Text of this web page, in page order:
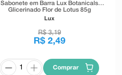
Sabonete em Barra Lux Botanicals
Glicerinado Flor de Lotus 85g
Lux
R$ 3,19
R$ 2,49
Comprar